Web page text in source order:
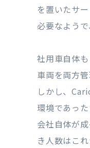
を置いたサ
必要なよう
社用車自体
車両を両方
しかし、
環境であっ
会社自体が
き人数はこ